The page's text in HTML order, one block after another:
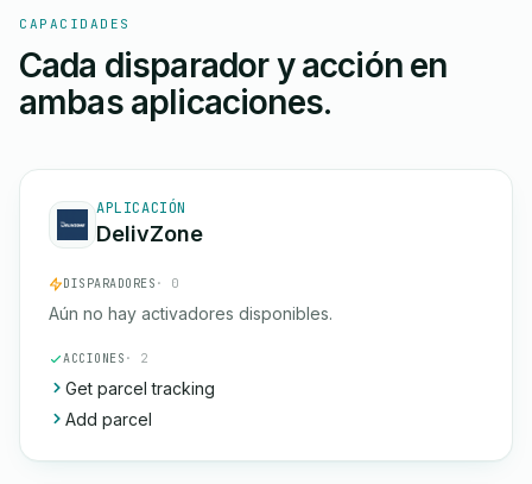
CAPACIDADES
Cada disparador y acción en
ambas aplicaciones.
APLICACIÓN
DelivZone
DISPARADORES · 0
Aún no hay activadores disponibles.
ACCIONES · 2
Get parcel tracking
Add parcel